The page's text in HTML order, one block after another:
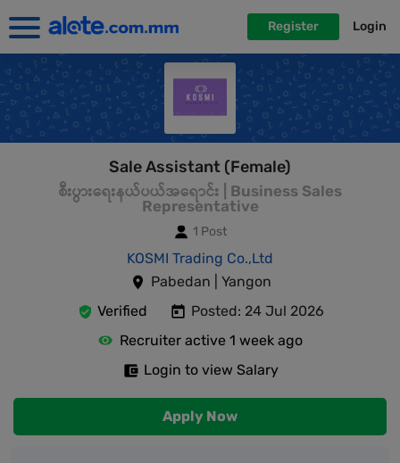
Register Login
Sale Assistant (Female)
စီးပွားရေးနယ်ပယ်အရောင်း | Business Sales
Representative
1 Post
KOSMI Trading Co.,Ltd
Pabedan | Yangon
Verified
Posted: 24 Jul 2026
Recruiter active 1 week ago
Login to view Salary
Apply Now